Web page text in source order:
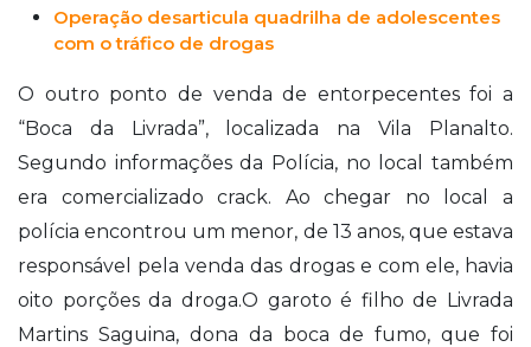
Operação desarticula quadrilha de adolescentes
com o tráfico de drogas
O outro ponto de venda de entorpecentes foi a
“Boca da Livrada”, localizada na Vila Planalto.
Segundo informações da Polícia, no local também
era comercializado crack. Ao chegar no local a
polícia encontrou um menor, de 13 anos, que estava
responsável pela venda das drogas e com ele, havia
oito porções da droga.O garoto é filho de Livrada
Martins Saguina, dona da boca de fumo, que foi